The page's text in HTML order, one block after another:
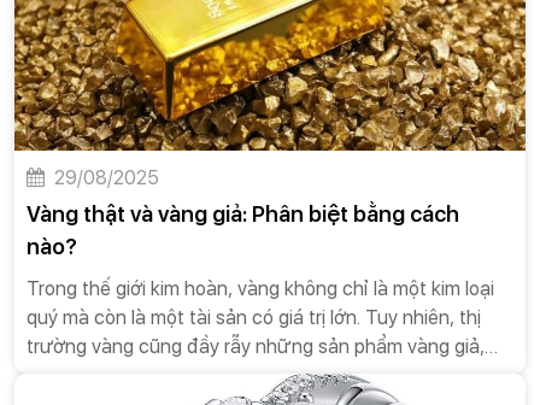
29/08/2025
Vàng thật và vàng giả: Phân biệt bằng cách
nào?
Trong thế giới kim hoàn, vàng không chỉ là một kim loại
quý mà còn là một tài sản có giá trị lớn. Tuy nhiên, thị
trường vàng cũng đầy rẫy những sản phẩm vàng giả,
vàng kém chất lượng. Việc phân biệt vàng thật và vàng